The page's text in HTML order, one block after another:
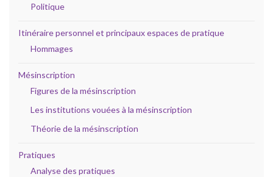
Politique
Itinéraire personnel et principaux espaces de pratique
Hommages
Mésinscription
Figures de la mésinscription
Les institutions vouées à la mésinscription
Théorie de la mésinscription
Pratiques
Analyse des pratiques